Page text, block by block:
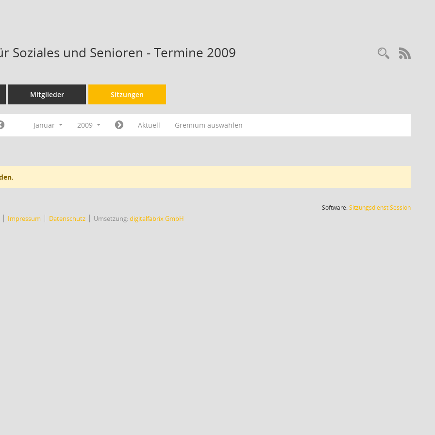
Soziales und Senioren - Termine 2009
Mitglieder Sitzungen
Januar 2009 Aktuell Gremium auswählen
Software:SitzungsdienstSession(Wird in
Impressum Datenschutz Umsetzung:digitalfabrix GmbH